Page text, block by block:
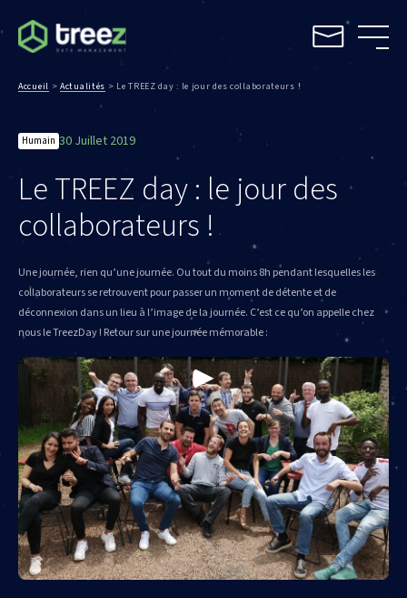
Accueil >Actualités > Le TREEZ day : le jour des collaborateurs !
Humain 30 Juillet 2019
Le TREEZ day : le jour des
collaborateurs !
Une journée, rien qu’une journée. Ou tout du moins 8h pendant lesquelles les
collaborateurs se retrouvent pour passer un moment de détente et de
déconnexion dans un lieu à l’image de la journée. C’est ce qu’on appelle chez
nous le TreezDay ! Retour sur une journée mémorable :